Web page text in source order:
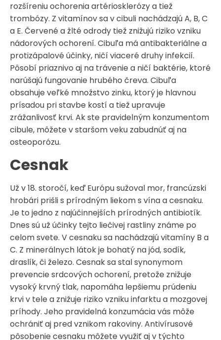
rozšíreniu ochorenia artériosklerózy a tiež
trombózy. Z vitamínov sa v cibuli nachádzajú A, B, C
a E. Červené a žlté odrody tiež znižujú riziko vzniku
nádorových ochorení. Cibuľa má antibakteriálne a
protizápalové účinky, ničí viaceré druhy infekcií.
Pôsobí priaznivo aj na trávenie a ničí baktérie, ktoré
narúšajú fungovanie hrubého čreva. Cibuľa
obsahuje veľké množstvo zinku, ktorý je hlavnou
prísadou pri stavbe kostí a tiež upravuje
zrážanlivosť krvi. Ak ste pravidelným konzumentom
cibule, môžete v staršom veku zabudnúť aj na
osteoporózu.
Cesnak
Už v 18. storočí, keď Európu sužoval mor, francúzski
hrobári prišli s prírodným liekom s vína a cesnaku.
Je to jedno z najúčinnejších prírodných antibiotík.
Dnes sú už účinky tejto liečivej rastliny známe po
celom svete. V cesnaku sa nachádzajú vitamíny B a
C. Z minerálnych látok je bohatý na jód, sodík,
draslík, či železo. Cesnak sa stal synonymom
prevencie srdcových ochorení, pretože znižuje
vysoký krvný tlak, napomáha lepšiemu prúdeniu
krvi v tele a znižuje riziko vzniku infarktu a mozgovej
príhody. Jeho pravidelná konzumácia vás môže
ochrániť aj pred vznikom rakoviny. Antivírusové
pôsobenie cesnaku môžete využiť aj v týchto